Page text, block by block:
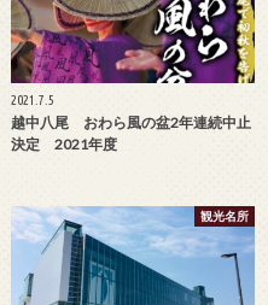
2021.7.5
越中八尾 おわら風の盆2年連続中止
決定 2021年度
観光名所